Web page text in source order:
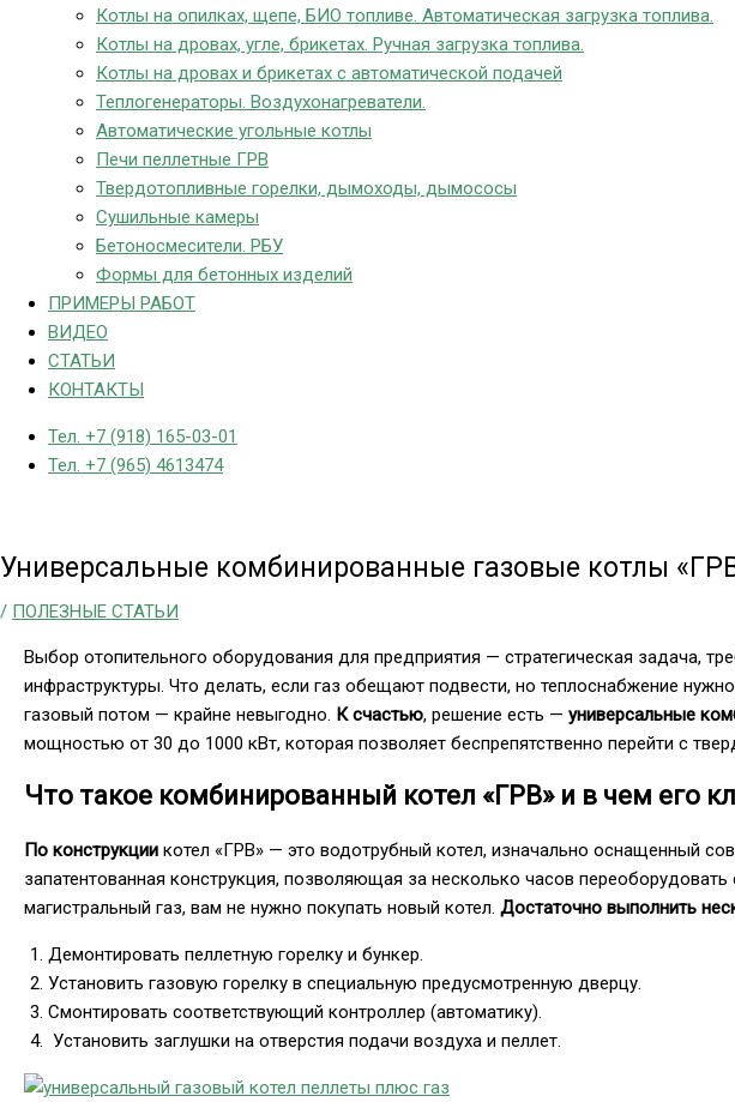
Котлы на опилках, щепе, БИО топливе. Автоматическая загрузка топлива.
Котлы на дровах, угле, брикетах. Ручная загрузка топлива.
Котлы на дровах и брикетах с автоматической подачей
Теплогенераторы. Воздухонагреватели.
Автоматические угольные котлы
Печи пеллетные ГРВ
Твердотопливные горелки, дымоходы, дымососы
Сушильные камеры
Бетоносмесители. РБУ
Формы для бетонных изделий
ПРИМЕРЫ РАБОТ
ВИДЕО
СТАТЬИ
КОНТАКТЫ
Тел. +7 (918) 165-03-01
Тел. +7 (965) 4613474
Универсальные комбинированные газовые котлы
/ ПОЛЕЗНЫЕ СТАТЬИ
Выбор отопительного оборудования для предприятия — стратегическая задача,
инфраструктуры. Что делать, если газ обещают подвести, но теплоснабжение
газовый потом — крайне невыгодно. К счастью, решение есть — универсальные
мощностью от 30 до 1000 кВт, которая позволяет беспрепятственно перейти с
Что такое комбинированный котел «ГРВ» и в чем его
По конструкции котел «ГРВ» — это водотрубный котел, изначально оснащенный
запатентованная конструкция, позволяющая за несколько часов переоборудовать
магистральный газ, вам не нужно покупать новый котел. Достаточно выполнить
Демонтировать пеллетную горелку и бункер.
Установить газовую горелку в специальную предусмотренную дверцу.
Смонтировать соответствующий контроллер (автоматику).
Установить заглушки на отверстия подачи воздуха и пеллет.